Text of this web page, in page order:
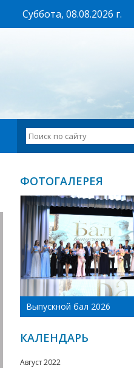
Суббота, 08.08.2026 г.
ФОТОГАЛЕРЕЯ
Выпускной бал 2026
КАЛЕНДАРЬ
Август 2022